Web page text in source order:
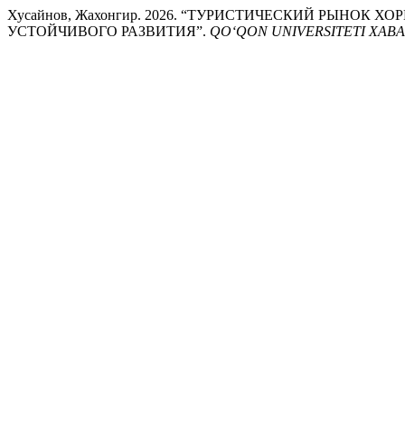
Хусайнов, Жахонгир. 2026. “ТУРИСТИЧЕСКИЙ
УСТОЙЧИВОГО РАЗВИТИЯ”. QO‘QON UNIVERSITETI